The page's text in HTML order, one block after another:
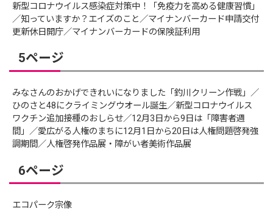
新型コロナウイルス感染症対策中！「免疫力を高める健康習慣」
／知っていますか？エイズのこと／マイナンバーカード申請交付
更新休日開庁／マイナンバーカードの保険証利用
5ページ
みなさんのおかげできれいになりました「釣川クリーン作戦」／
ひのさと48にクライミングウオール誕生／新型コロナウイルス
ワクチン追加接種のおしらせ／12月3日から9日は「障害者週
間」／愛広がる人権のまちに12月1日から20日は人権問題啓発強
調期間／人権啓発作品展・障がい者美術作品展
6ページ
エコパーク宗像